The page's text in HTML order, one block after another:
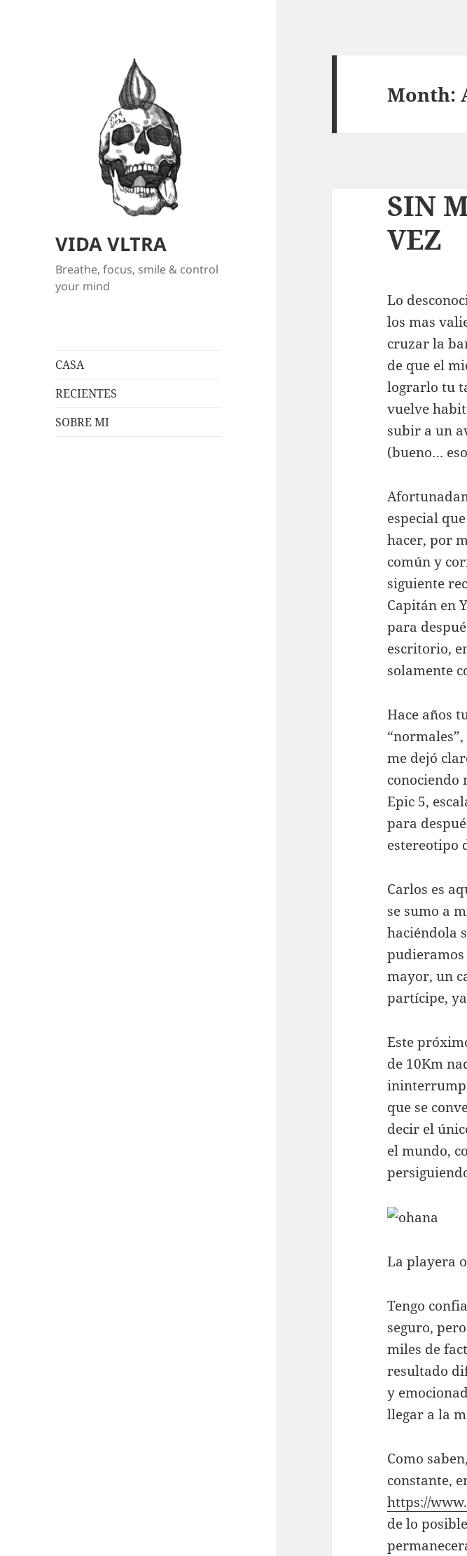
VIDA VLTRA
Breathe, focus, smile & control
your mind
CASA
RECIENTES
SOBRE MI
Month:
SIN
VEZ
Lo
los mas
cruzar la
de que el
lograrlo tu
vuelve
subir a un
(bueno…
especial
hacer, por
común y
siguiente
Capitán en
para
escritorio,
solamente
Hace años
me dejó
conociendo
Epic 5,
para
estereotipo
Carlos es
se sumo a
haciéndola
mayor, un
partícipe,
Este
de 10Km
que se
decir el
el mundo,
La playera
Tengo
seguro,
miles de
resultado
y
llegar a la
Como
constante,
https://
de lo